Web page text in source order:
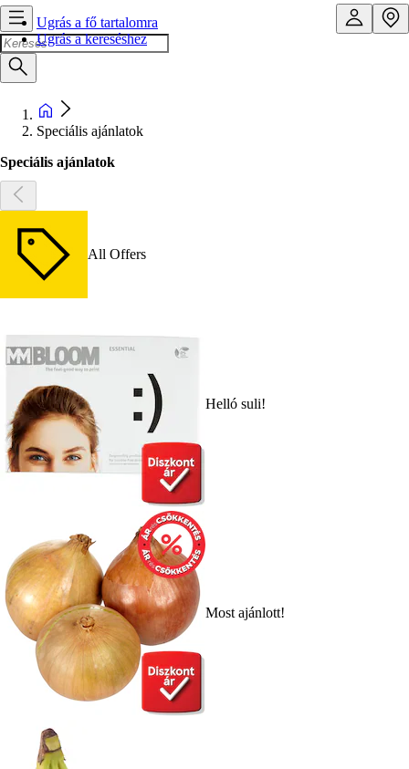
Ugrás a fő tartalomra
Ugrás a kereséshez
Speciális ajánlatok
Speciális ajánlatok
All Offers
Helló suli!
Most ajánlott!